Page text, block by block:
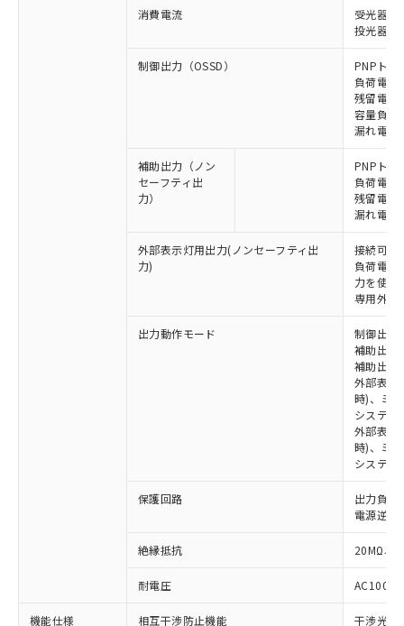
消費電流
受光器:
投光器:
制御出力（OSSD）
PNPトラ
負荷電流
残留電圧
容量負荷
漏れ電流
補助出力（ノン
セーフティ出
力）
PNPトラ
負荷電流
残留電圧
漏れ電流
外部表示灯用出力(ノンセーフティ出
力)
接続可能
負荷電流
力を使用
専用外部
出力動作モード
制御出力
補助出力
補助出力
外部表示
時)、ミ
システム
外部表示
時)、ミ
システム
保護回路
出力負荷
電源逆接
絶縁抵抗 20MΩ以
耐電圧
機能仕様 相互干渉防止機能 干渉光回
本サービスは、当社制御機器事業取扱
本サービスの対象外となる商品もある
※1 対応状況
非含有に対応した製品が提供可能な商品で
非含有の対応状況を調査中または確認中の
非該当品：ライセンス料など無形物で、有
害物質有無と関係のない商品です。
仕入先様の事情により、非含有部品として
むを得ず変更することがあります。
※1 中国RoHS○×表
基準値以下であることを示します。
基準値を超えていることを示します。
「－」：未確認です。当社販売部門へお問
為替および外国貿易法に定める商品